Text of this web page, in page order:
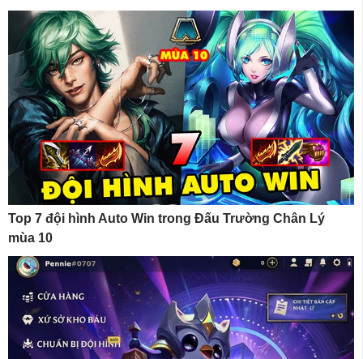
Top 7 đội hình Auto Win trong Đấu Trường Chân Lý
mùa 10